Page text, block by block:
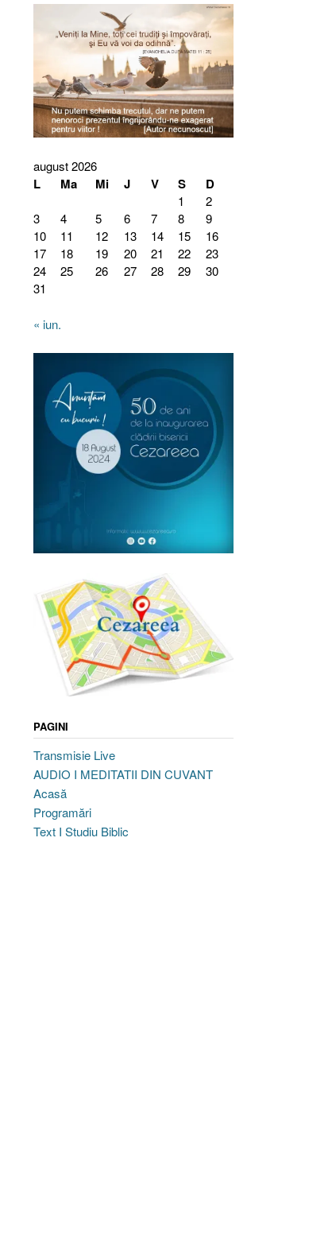
august 2026
L Ma Mi J V S D
1
2
3
4 5 6 7 8
9
10
11 12 13 14 15
16
17
18 19 20 21 22
23
24
25 26 27 28 29
30
31
« iun.
PAGINI
Transmisie Live
AUDIO I MEDITATII DIN CUVANT
Acasă
Programări
Text I Studiu Biblic